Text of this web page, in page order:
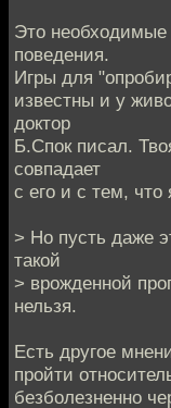
Это
поведения.
Игры для
известны и у
доктор
Б.Спок писал.
совпадает
с его и с тем,
> Но пусть даже
такой
> врожденной
нельзя.
Есть другое
пройти
безболезненно